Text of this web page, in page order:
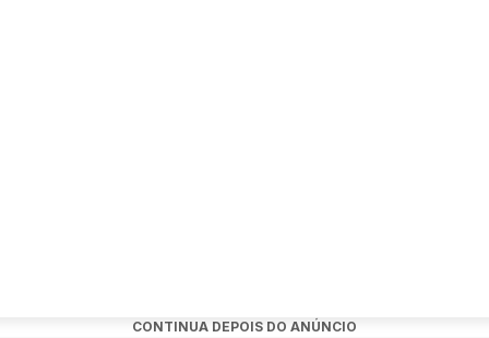
do-brasil-fabio-jr-roupa-nova-paulo-ricardo-05-de-dezembro
CONTINUA DEPOIS DO ANÚNCIO